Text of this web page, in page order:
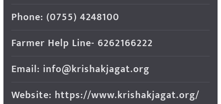
Phone: (0755) 4248100
Farmer Help Line- 6262166222
Email: info@krishakjagat.org
Website: https://www.krishakjagat.org/